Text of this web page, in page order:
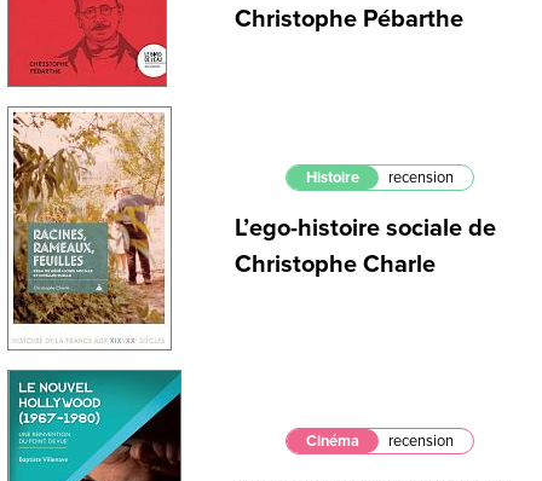
Christophe Pébarthe
Histoire recension
L’ego-histoire sociale de
Christophe Charle
Cinéma recension